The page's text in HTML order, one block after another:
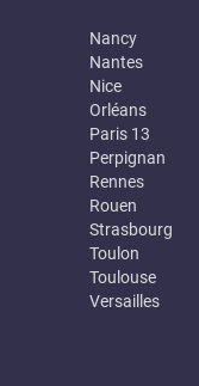
Nancy
Nantes
Nice
Orléans
Paris 13
Perpignan
Rennes
Rouen
Strasbourg
Toulon
Toulouse
Versailles